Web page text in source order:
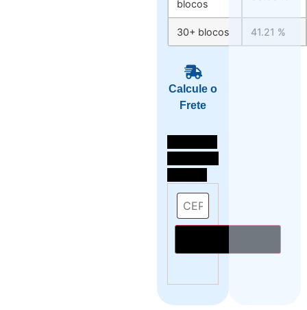
blocos
30+ blocos 41.21 %
Calcule o
Frete